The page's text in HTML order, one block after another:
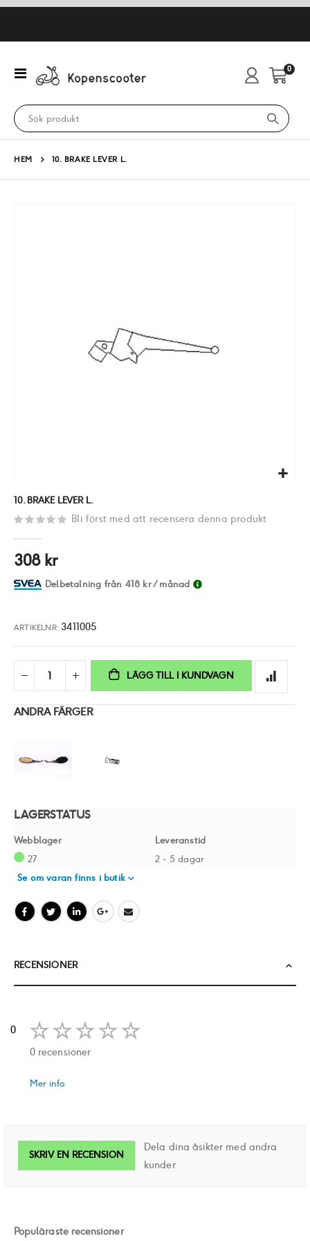
Växla
Nav
Cart
0
HEM 10. BRAKE LEVER L.
början
bildgalleriet
10. BRAKE LEVER L.
Bli först med att recensera denna produkt
308 kr
Delbetalning från 418 kr/ månad
ARTIKELNR 3411005
LÄGG TILL I KUNDVAGN
ANDRA FÄRGER
LAGERSTATUS
Webblager
Leveranstid
27
2 - 5 dagar
Se om varan finns i butik
RECENSIONER
0
0 recensioner
Mer info
SKRIV EN RECENSION
Dela dina åsikter med andra
kunder
Populäraste recensioner